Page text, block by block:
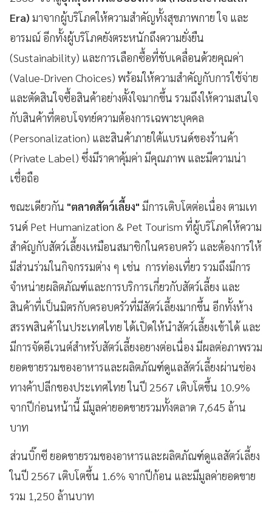
Era) มาจากผู้บริโภคให้ความสำคัญทั้งสุขภาพกาย ใจ และ
อารมณ์ อีกทั้งผู้บริโภคยังตระหนักถึงความยั่งยืน
(Sustainability) และการเลือกซื้อที่ขับเคลื่อนด้วยคุณค่า
(Value-Driven Choices) พร้อมให้ความสำคัญกับการใช้จ่าย
และตัดสินใจซื้อสินค้าอย่างตั้งใจมากขึ้น รวมถึงให้ความสนใจ
กับสินค้าที่ตอบโจทย์ความต้องการเฉพาะบุคคล
(Personalization) และสินค้าภายใต้แบรนด์ของร้านค้า
(Private Label) ซึ่งมีราคาคุ้มค่า มีคุณภาพ และมีความน่า
เชื่อถือ
ขณะเดียวกัน "ตลาดสัตว์เลี้ยง" มีการเติบโตต่อเนื่อง ตามเท
รนด์ Pet Humanization & Pet Tourism ที่ผู้บริโภคให้ความ
สำคัญกับสัตว์เลี้ยงเหมือนสมาชิกในครอบครัว และต้องการให้
มีส่วนร่วมในกิจกรรมต่าง ๆ เช่น การท่องเที่ยว รวมถึงมีการ
จำหน่ายผลิตภัณฑ์และการบริการเกี่ยวกับสัตว์เลี้ยง และ
สินค้าที่เป็นมิตรกับครอบครัวที่มีสัตว์เลี้ยงมากขึ้น อีกทั้งห้าง
สรรพสินค้าในประเทศไทย ได้เปิดให้นำสัตว์เลี้ยงเข้าได้ และ
มีการจัดอีเวนต์สำหรับสัตว์เลี้ยงอยางต่อเนื่อง มีผลต่อภาพรวม
ยอดขายรวมของอาหารและผลิตภัณฑ์ดูแลสัตว์เลี้ยงผ่านช่อง
ทางค้าปลีกของประเทศไทย ในปี 2567 เติบโตขึ้น 10.9%
จากปีก่อนหน้านี้ มีมูลค่ายอดขายรวมทั้งตลาด 7,645 ล้าน
บาท
ส่วนบิ๊กซี ยอดขายรวมของอาหารและผลิตภัณฑ์ดูแลสัตว์เลี้ยง
ในปี 2567 เติบโตขึ้น 1.6% จากปีก้อน และมีมูลค่ายอดขาย
รวม 1,250 ล้านบาท